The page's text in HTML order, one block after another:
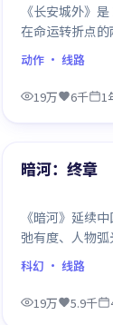
《长安城外》
在命运转折点
笔层层铺陈，
部。
动作 · 线路
19万 6千 1
精选
暗河：终章
《暗河》延续
弛有度、人物
部值得逐帧细看
科幻 · 线路
19万 5.9千